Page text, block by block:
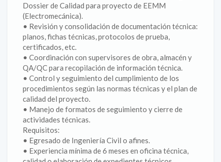
Dossier de Calidad para proyecto de EEMM
(Electromecánica).
• Revisión y consolidación de documentación técnica:
planos, fichas técnicas, protocolos de prueba,
certificados, etc.
• Coordinación con supervisores de obra, almacén y
QA/QC para recopilación de información técnica.
• Control y seguimiento del cumplimiento de los
procedimientos según las normas técnicas y el plan de
calidad del proyecto.
• Manejo de formatos de seguimiento y cierre de
actividades técnicas.
Requisitos:
• Egresado de Ingeniería Civil o afines.
• Experiencia mínima de 6 meses en oficina técnica,